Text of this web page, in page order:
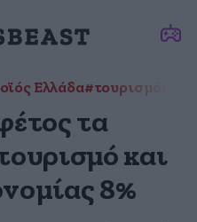
Ελλάδα#τουρισμός
τα
και
8%